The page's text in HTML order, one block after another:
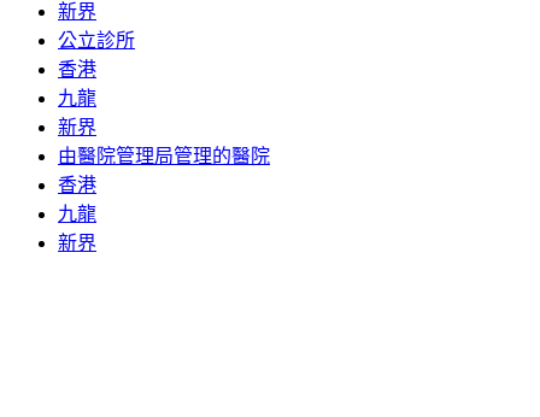
新界
公立診所
香港
九龍
新界
由醫院管理局管理的醫院
香港
九龍
新界